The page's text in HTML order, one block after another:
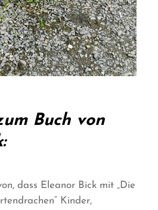
Buch von
dass Eleanor Bick mit „Die
Kinder,